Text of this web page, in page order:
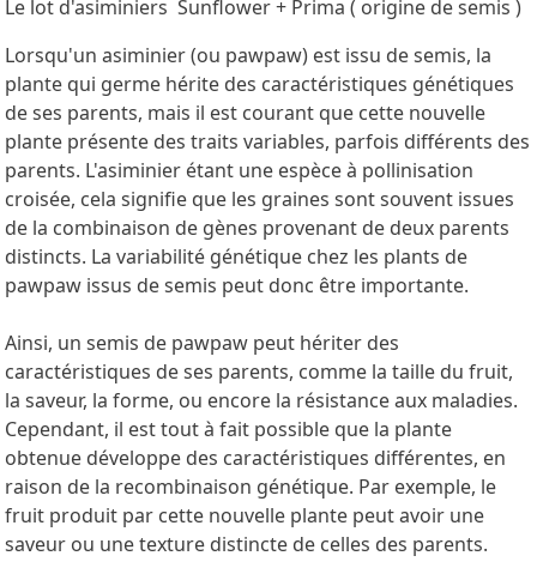
Le lot d'asiminiers Sunflower + Prima ( origine de semis )
Lorsqu'un asiminier (ou pawpaw) est issu de semis, la
plante qui germe hérite des caractéristiques génétiques
de ses parents, mais il est courant que cette nouvelle
plante présente des traits variables, parfois différents des
parents. L'asiminier étant une espèce à pollinisation
croisée, cela signifie que les graines sont souvent issues
de la combinaison de gènes provenant de deux parents
distincts. La variabilité génétique chez les plants de
pawpaw issus de semis peut donc être importante.
Ainsi, un semis de pawpaw peut hériter des
caractéristiques de ses parents, comme la taille du fruit,
la saveur, la forme, ou encore la résistance aux maladies.
Cependant, il est tout à fait possible que la plante
obtenue développe des caractéristiques différentes, en
raison de la recombinaison génétique. Par exemple, le
fruit produit par cette nouvelle plante peut avoir une
saveur ou une texture distincte de celles des parents.